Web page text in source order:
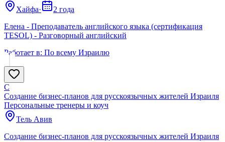
Хайфа·
2 года
Елена - Преподаватель английского языка (сертификация
TESOL) - Разговорный английский
Работает в: По всему Израилю
С
Создание бизнес-планов для русскоязычных жителей Израиля
Персональные тренеры и коуч
Тель Авив
Создание бизнес-планов для русскоязычных жителей Израиля